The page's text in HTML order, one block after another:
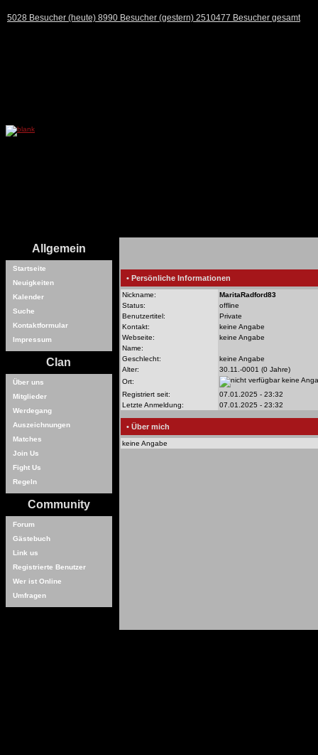
5028 Besucher (heute) 8990 Besucher (gestern) 2510477 Besucher gesamt
Allgemein
Startseite
Neuigkeiten
Kalender
Suche
Kontaktformular
Impressum
Clan
Über uns
Mitglieder
Werdegang
Auszeichnungen
Matches
Join Us
Fight Us
Regeln
Community
Forum
Gästebuch
Link us
Registrierte Benutzer
Wer ist Online
Umfragen
• Persönliche Informationen
Nickname:
MaritaRadford83
Status:
offline
Benutzertitel:
Private
Kontakt:
keine Angabe
Webseite:
keine Angabe
Name:
Geschlecht:
keine Angabe
Alter:
30.11.-0001 (0 Jahre)
Ort:
keine
Registriert seit:
07.01.2025 - 23:32
Letzte Anmeldung:
07.01.2025 - 23:32
• Über mich
keine Angabe